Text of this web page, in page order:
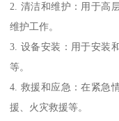
2. 清洁和维护：用于高
维护工作。
3. 设备安装：用于安装
等。
4. 救援和应急：在紧急
援、火灾救援等。